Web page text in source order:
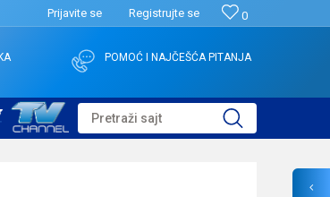
0
Prijavite se Registrujte se
POMOĆ I NAJČEŠĆA PITANJA
Pretraži sajt